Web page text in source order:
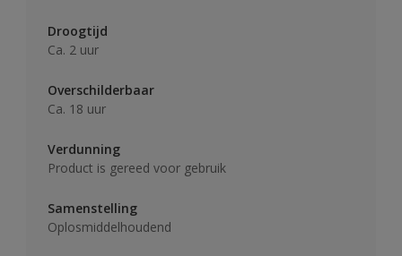
Droogtijd
Ca. 2 uur
Overschilderbaar
Ca. 18 uur
Verdunning
Product is gereed voor gebruik
Samenstelling
Oplosmiddelhoudend